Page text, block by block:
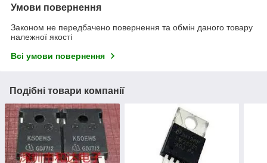
Умови повернення
Законом не передбачено повернення та обмін даного товару
належної якості
Всі умови повернення
Подібні товари компанії